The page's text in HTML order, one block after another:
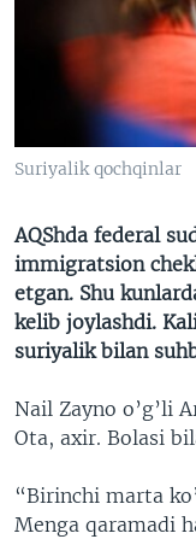
XABARLAR
ODNOKLASSNIKI
TWITTER
SOUNDCLOUD
VOA
Suriyalik qochqinlar
AQShda federal
immigratsion
etgan. Shu
kelib joylashdi.
suriyalik bilan
Nail Zayno o’g’li
Ota, axir. Bolasi
“Birinchi marta
Menga qaramadi